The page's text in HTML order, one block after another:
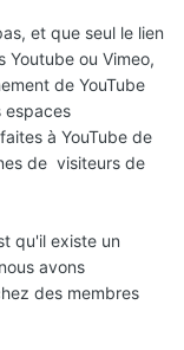
et que seul le lien
Youtube ou Vimeo,
de YouTube
espaces
à YouTube de
de visiteurs de
qu'il existe un
avons
des membres